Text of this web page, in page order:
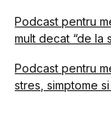
Podcast pentru
mult decat “de la
Podcast pentru
stres, simptome